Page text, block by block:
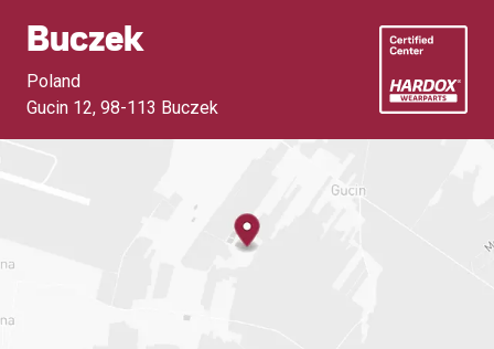
Buczek
Poland
Gucin 12, 98-113 Buczek